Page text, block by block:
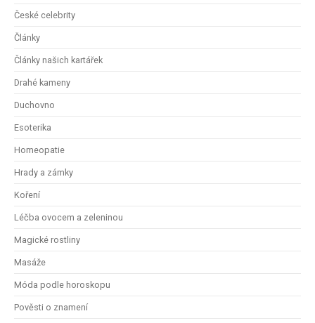
České celebrity
Články
Články našich kartářek
Drahé kameny
Duchovno
Esoterika
Homeopatie
Hrady a zámky
Koření
Léčba ovocem a zeleninou
Magické rostliny
Masáže
Móda podle horoskopu
Pověsti o znamení